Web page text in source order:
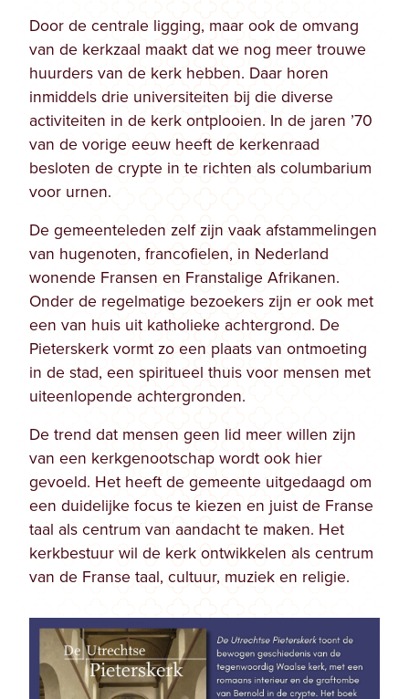
Door de centrale ligging, maar ook de omvang
van de kerkzaal maakt dat we nog meer trouwe
huurders van de kerk hebben. Daar horen
inmiddels drie universiteiten bij die diverse
activiteiten in de kerk ontplooien. In de jaren ’70
van de vorige eeuw heeft de kerkenraad
besloten de crypte in te richten als columbarium
voor urnen.
De gemeenteleden zelf zijn vaak afstammelingen
van hugenoten, francofielen, in Nederland
wonende Fransen en Franstalige Afrikanen.
Onder de regelmatige bezoekers zijn er ook met
een van huis uit katholieke achtergrond. De
Pieterskerk vormt zo een plaats van ontmoeting
in de stad, een spiritueel thuis voor mensen met
uiteenlopende achtergronden.
De trend dat mensen geen lid meer willen zijn
van een kerkgenootschap wordt ook hier
gevoeld. Het heeft de gemeente uitgedaagd om
een duidelijke focus te kiezen en juist de Franse
taal als centrum van aandacht te maken. Het
kerkbestuur wil de kerk ontwikkelen als centrum
van de Franse taal, cultuur, muziek en religie.